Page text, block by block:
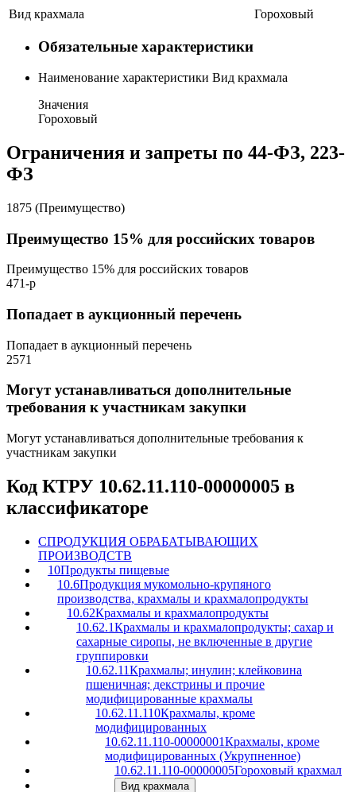
Вид крахмала Гороховый
Обязательные характеристики
Наименование характеристики Вид крахмала
Значения
Гороховый
Ограничения и запреты по 44-ФЗ, 223-
ФЗ
1875 (Преимущество)
Преимущество 15% для российских товаров
Преимущество 15% для российских товаров
471-р
Попадает в аукционный перечень
Попадает в аукционный перечень
2571
Могут устанавливаться дополнительные
требования к участникам закупки
Могут устанавливаться дополнительные требования к
участникам закупки
Код КТРУ 10.62.11.110-00000005 в
классификаторе
CПРОДУКЦИЯ ОБРАБАТЫВАЮЩИХ
ПРОИЗВОДСТВ
10Продукты пищевые
10.6Продукция мукомольно-крупяного
производства, крахмалы и крахмалопродукты
10.62Крахмалы и крахмалопродукты
10.62.1Крахмалы и крахмалопродукты; сахар и
сахарные сиропы, не включенные в другие
группировки
10.62.11Крахмалы; инулин; клейковина
пшеничная; декстрины и прочие
модифицированные крахмалы
10.62.11.110Крахмалы, кроме
модифицированных
10.62.11.110-00000001Крахмалы, кроме
модифицированных (Укрупненное)
10.62.11.110-00000005Гороховый крахмал
Вид крахмала